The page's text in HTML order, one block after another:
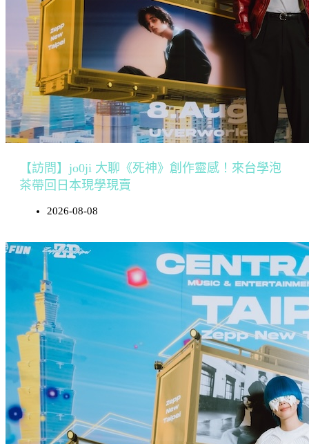
【訪問】jo0ji 大聊《死神》創作靈感！來台學泡
茶帶回日本現學現賣
2026-08-08